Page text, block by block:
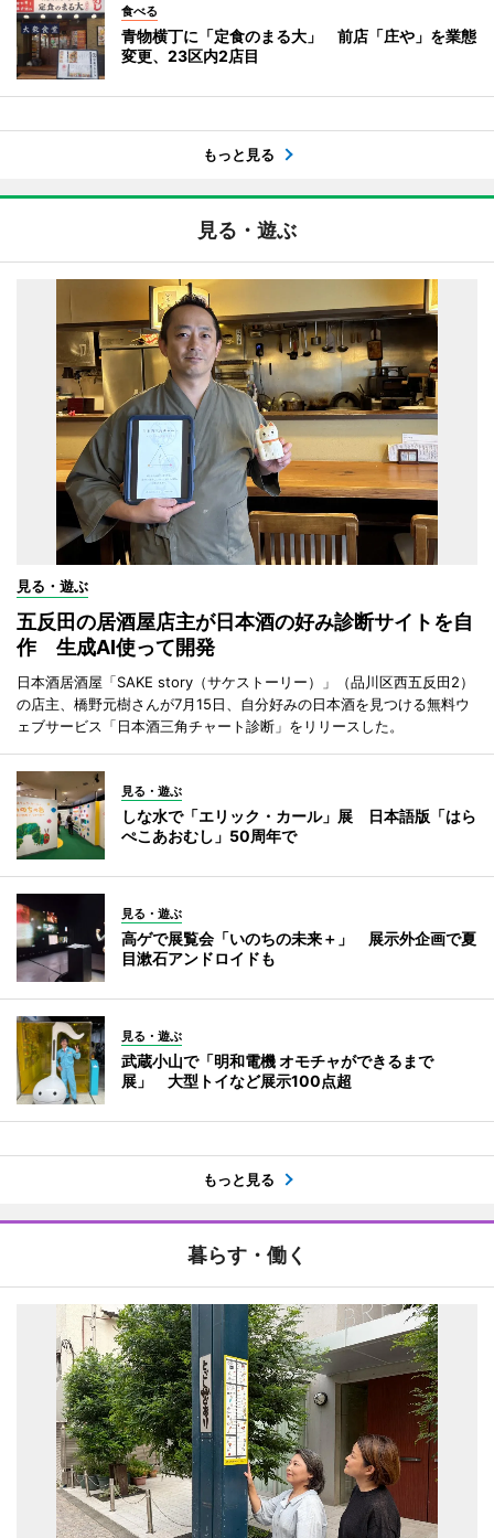
食べる
青物横丁に「定食のまる大」 前店「庄や」を業態
変更、23区内2店目
もっと見る
見る・遊ぶ
見る・遊ぶ
五反田の居酒屋店主が日本酒の好み診断サイトを自
作 生成AI使って開発
日本酒居酒屋「SAKE story（サケストーリー）」（品川区西五反田2）
の店主、橋野元樹さんが7月15日、自分好みの日本酒を見つける無料ウ
ェブサービス「日本酒三角チャート診断」をリリースした。
見る・遊ぶ
しな水で「エリック・カール」展 日本語版「はら
ぺこあおむし」50周年で
見る・遊ぶ
高ゲで展覧会「いのちの未来＋」 展示外企画で夏
目漱石アンドロイドも
見る・遊ぶ
武蔵小山で「明和電機 オモチャができるまで
展」 大型トイなど展示100点超
もっと見る
暮らす・働く